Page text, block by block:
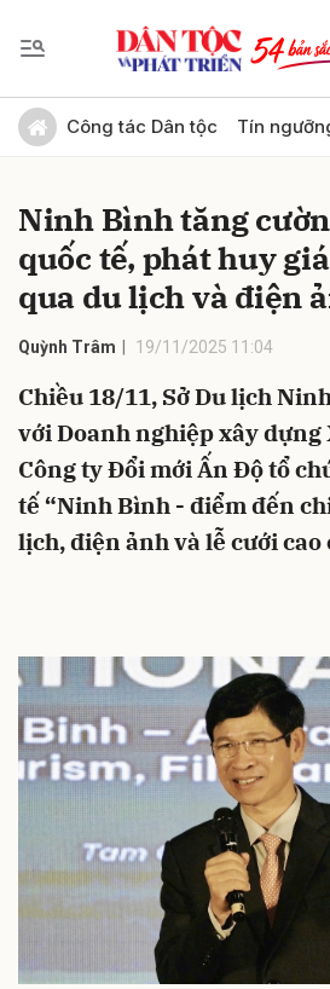
Công tác Dân tộc Tín
Ninh Bình tăng
quốc tế, phát huy
qua du lịch và điện
Quỳnh Trâm 19/11/2025 11:04
Chiều 18/11, Sở Du lịch
với Doanh nghiệp xây dựng
Công ty Đổi mới Ấn Độ tổ
tế “Ninh Bình - điểm đến
lịch, điện ảnh và lễ cưới cao
Gửi bình luận